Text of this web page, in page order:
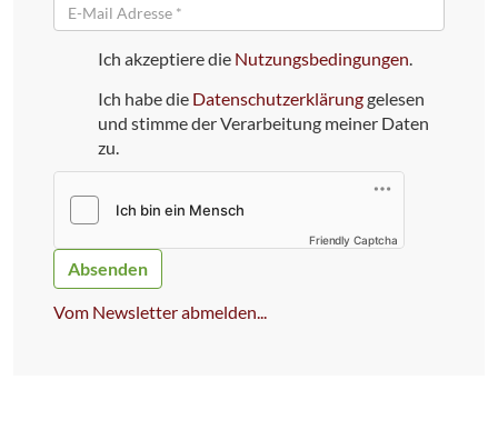
Mail
Ich akzeptiere die Nutzungsbedingungen.
Ich habe die Datenschutzerklärunggelesen
und stimme der Verarbeitung meiner Daten
zu.
Friendly Captcha
Bitte
dieses
Feld
Vom Newsletter abmelden...